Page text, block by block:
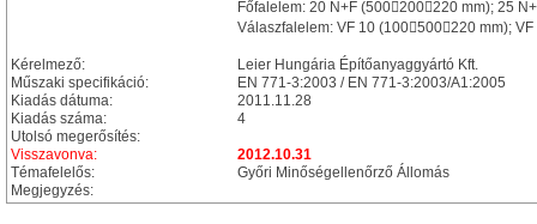
Főfalelem: 20 N+F (500200220 mm); 25
Válaszfalelem: VF 10 (100500220 mm);
Kérelmező:
Leier Hungária Építőanyaggyártó Kft.
Műszaki specifikáció:
EN 771-3:2003 / EN 771-3:2003/A1:2005
Kiadás dátuma:
2011.11.28
Kiadás száma:
4
Utolsó megerősítés:
Visszavonva:
2012.10.31
Témafelelős:
Győri Minőségellenőrző Állomás
Megjegyzés: